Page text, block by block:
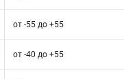
от -55 до +55
от -40 до +55